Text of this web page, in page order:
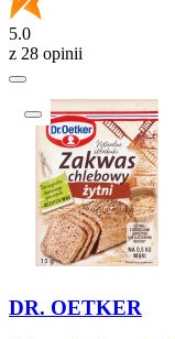
5.0
z 28 opinii
DR. OETKER